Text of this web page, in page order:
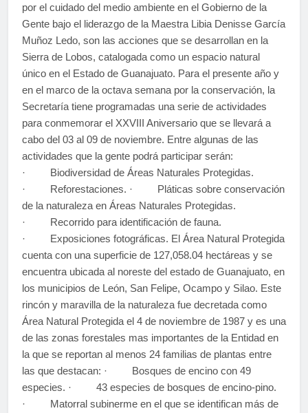
por el cuidado del medio ambiente en el Gobierno de la
Gente bajo el liderazgo de la Maestra Libia Denisse García
Muñoz Ledo, son las acciones que se desarrollan en la
Sierra de Lobos, catalogada como un espacio natural
único en el Estado de Guanajuato. Para el presente año y
en el marco de la octava semana por la conservación, la
Secretaría tiene programadas una serie de actividades
para conmemorar el XXVIII Aniversario que se llevará a
cabo del 03 al 09 de noviembre. Entre algunas de las
actividades que la gente podrá participar serán:
· Biodiversidad de Áreas Naturales Protegidas.
· Reforestaciones. · Pláticas sobre conservación
de la naturaleza en Áreas Naturales Protegidas.
· Recorrido para identificación de fauna.
· Exposiciones fotográficas. El Área Natural Protegida
cuenta con una superficie de 127,058.04 hectáreas y se
encuentra ubicada al noreste del estado de Guanajuato, en
los municipios de León, San Felipe, Ocampo y Silao. Este
rincón y maravilla de la naturaleza fue decretada como
Área Natural Protegida el 4 de noviembre de 1987 y es una
de las zonas forestales mas importantes de la Entidad en
la que se reportan al menos 24 familias de plantas entre
las que destacan: · Bosques de encino con 49
especies. · 43 especies de bosques de encino-pino.
· Matorral subinerme en el que se identifican más de